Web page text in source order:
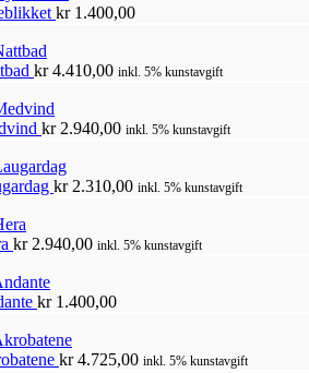
kr1.400,00
kr4.410,00 inkl. 5% kunstavgift
kr2.940,00 inkl. 5% kunstavgift
kr2.310,00 inkl. 5% kunstavgift
kr2.940,00 inkl. 5% kunstavgift
kr1.400,00
kr4.725,00 inkl. 5% kunstavgift